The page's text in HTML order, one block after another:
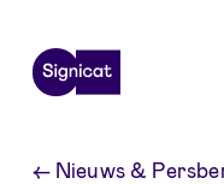
←Nieuws &